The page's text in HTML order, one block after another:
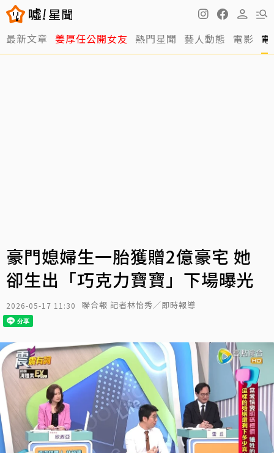
最新文章 姜厚任公開女友 熱門星聞 藝人動態 電影
豪門媳婦生一胎獲贈2億豪宅 她
卻生出「巧克力寶寶」下場曝光
2026-05-17 11:30 聯合報 記者林怡秀／即時報導